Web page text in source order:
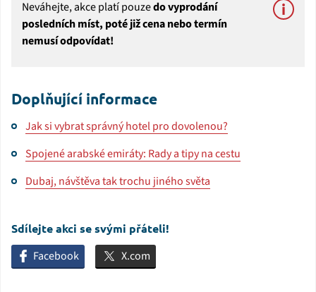
Neváhejte, akce platí pouzedo vyprodání
posledních míst, poté již cena nebo termín
nemusí odpovídat!
Doplňující informace
Jak si vybrat správný hotel pro dovolenou?
Spojené arabské emiráty: Rady a tipy na cestu
Dubaj, návštěva tak trochu jiného světa
Sdílejte akci se svými přáteli!
Facebook X.com